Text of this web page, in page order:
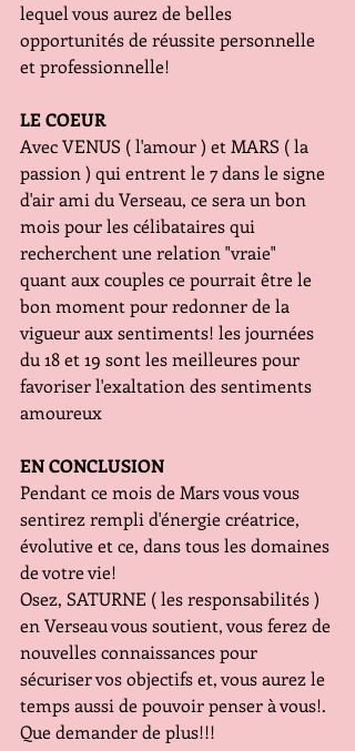
lequel vous aurez de belles
opportunités de réussite personnelle
et professionnelle!
LE COEUR
Avec VENUS ( l'amour ) et MARS ( la
passion ) qui entrent le 7 dans le signe
d'air ami du Verseau, ce sera un bon
mois pour les célibataires qui
recherchent une relation "vraie"
quant aux couples ce pourrait être le
bon moment pour redonner de la
vigueur aux sentiments! les journées
du 18 et 19 sont les meilleures pour
favoriser l'exaltation des sentiments
amoureux
EN CONCLUSION
Pendant ce mois de Mars vous vous
sentirez rempli d'énergie créatrice,
évolutive et ce, dans tous les domaines
de votre vie!
Osez, SATURNE ( les responsabilités )
en Verseau vous soutient, vous ferez de
nouvelles connaissances pour
sécuriser vos objectifs et, vous aurez le
temps aussi de pouvoir penser à vous!.
Que demander de plus!!!